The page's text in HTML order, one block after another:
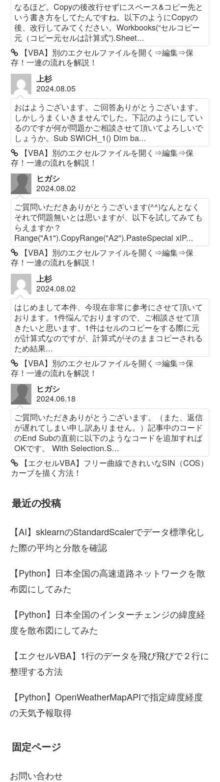
なるほど。Copyの後改行せずにスペース&コピー先と
いう書き方をしてたんですね。以下のようにCopyの
後、改行してみてください。Workbooks(“セルコピー
元（コピー元セルは計算式”).Sheet...
【VBA】別のエクセルファイルを開く⇒編集⇒保
存！一連の流れを解説！
上杉
2024.08.05
おはようございます。ご回答ありがとうございます。
しかしうまくいきませんでした。下記のようにしてい
るのですが何が問題かご相談させて頂いてよろしいで
しょうか。Sub SWICH_1() Dim ba...
【VBA】別のエクセルファイルを開く⇒編集⇒保
存！一連の流れを解説！
ヒガシ
2024.08.02
ご質問いただきありがとうございます(^^)なんとなく
それで問題無いとは思いますが、以下を試してみても
らえますか？
Range("A1").CopyRange("A2").PasteSpecial xlP...
【VBA】別のエクセルファイルを開く⇒編集⇒保
存！一連の流れを解説！
上杉
2024.08.02
はじめまして本件、今現在非常に参考にさせて頂いて
おります。1件悩んでおりますので、ご相談させて頂
きたいと思います。1件はセルのコピーをする際に元
が計算式なのですが、計算式がそのままコピーされる
ため結果...
【VBA】別のエクセルファイルを開く⇒編集⇒保
存！一連の流れを解説！
ヒガシ
2024.06.18
ご質問いただきありがとうございます。（また、返信
が遅れてしまい申し訳ありません。）記事中のコード
のEnd Subの直前に以下のようなコードを追加すれば
OKです。 With Selection.S...
【エクセルVBA】フリー曲線できれいなSIN（COS）
カーブを描く方法！
最近の投稿
【AI】sklearnのStandardScalerでデータ標準化し
た際の平均と分散を確認
【Python】日本全国の高速道路ネットワークを散
布図にしてみた
【Python】日本全国のインターチェンジの緯度経
度を散布図にしてみた
【エクセルVBA】1行のデータを飛び飛びで２行に
整理する方法
【Python】OpenWeatherMapAPIで指定緯度経度
の天気予報取得
固定ページ
お問い合わせ